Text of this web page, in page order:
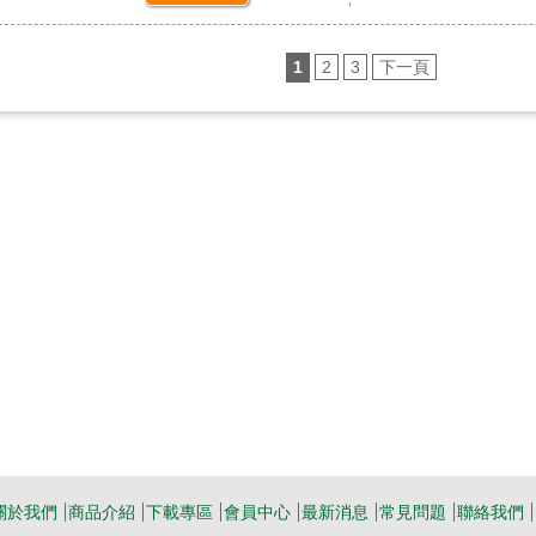
1 2 3 下一頁
於我們 商品介紹 下載專區 會員中心 最新消息 常見問題 聯絡我們